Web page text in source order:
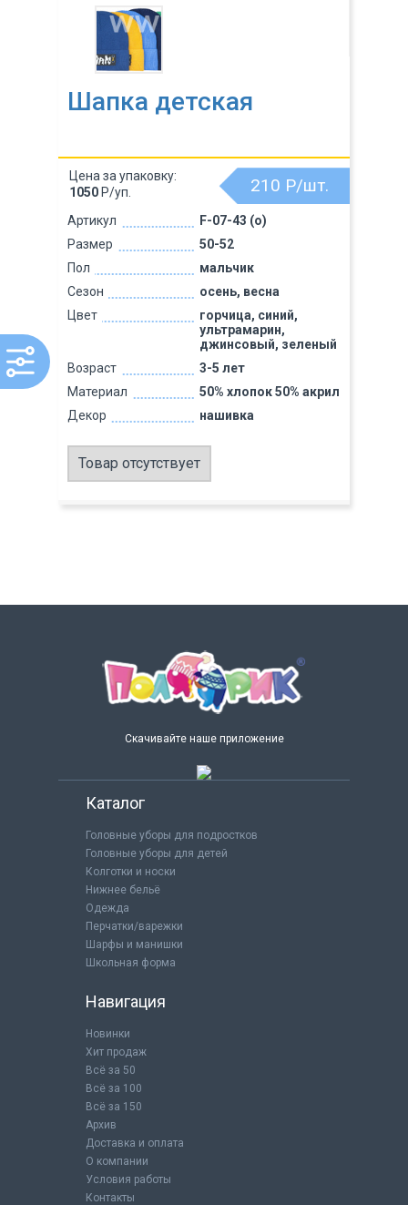
Шапка детская
Артикул
F-07-43 (о)
Размер
50-52
Пол
мальчик
Сезон
осень, весна
Цвет
горчица, синий,
ультрамарин,
джинсовый, зеленый
Возраст
3-5 лет
Материал
50% хлопок 50% акрил
Декор
нашивка
210 Р/шт.
Цена за упаковку:
1050 Р/уп.
Товар отсутствует
Скачивайте наше приложение
Каталог
Головные уборы для подростков
Головные уборы для детей
Колготки и носки
Нижнее бельё
Одежда
Перчатки/варежки
Шарфы и манишки
Школьная форма
Навигация
Новинки
Хит продаж
Всё за 50
Всё за 100
Всё за 150
Архив
Доставка и оплата
О компании
Условия работы
Контакты